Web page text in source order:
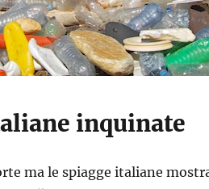
inquinate
ma le spiagge italiane